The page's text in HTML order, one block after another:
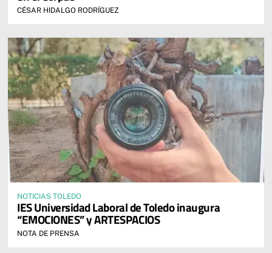
CÉSAR HIDALGO RODRÍGUEZ
NOTICIAS TOLEDO
IES Universidad Laboral de Toledo inaugura
“EMOCIONES” y ARTESPACIOS
NOTA DE PRENSA